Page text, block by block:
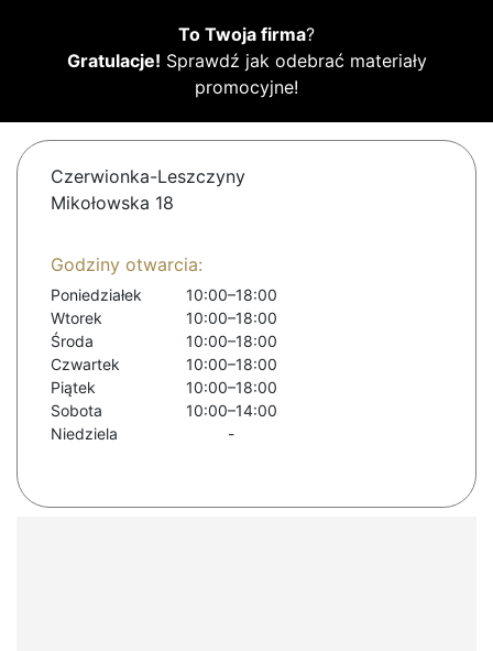
To Twoja firma?
Gratulacje! Sprawdź jak odebrać materiały
promocyjne!
Czerwionka-Leszczyny
Mikołowska 18
Godziny otwarcia:
Poniedziałek
10:00–18:00
Wtorek
10:00–18:00
Środa
10:00–18:00
Czwartek
10:00–18:00
Piątek
10:00–18:00
Sobota
10:00–14:00
Niedziela
-